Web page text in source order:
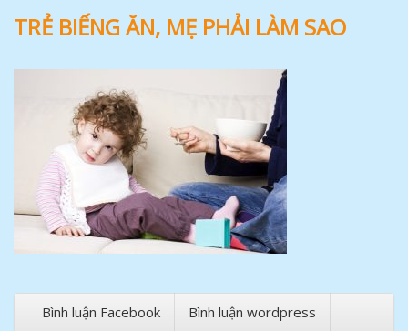
TRẺ BIẾNG ĂN, MẸ PHẢI LÀM SAO
Bình luận Facebook Bình luận wordpress